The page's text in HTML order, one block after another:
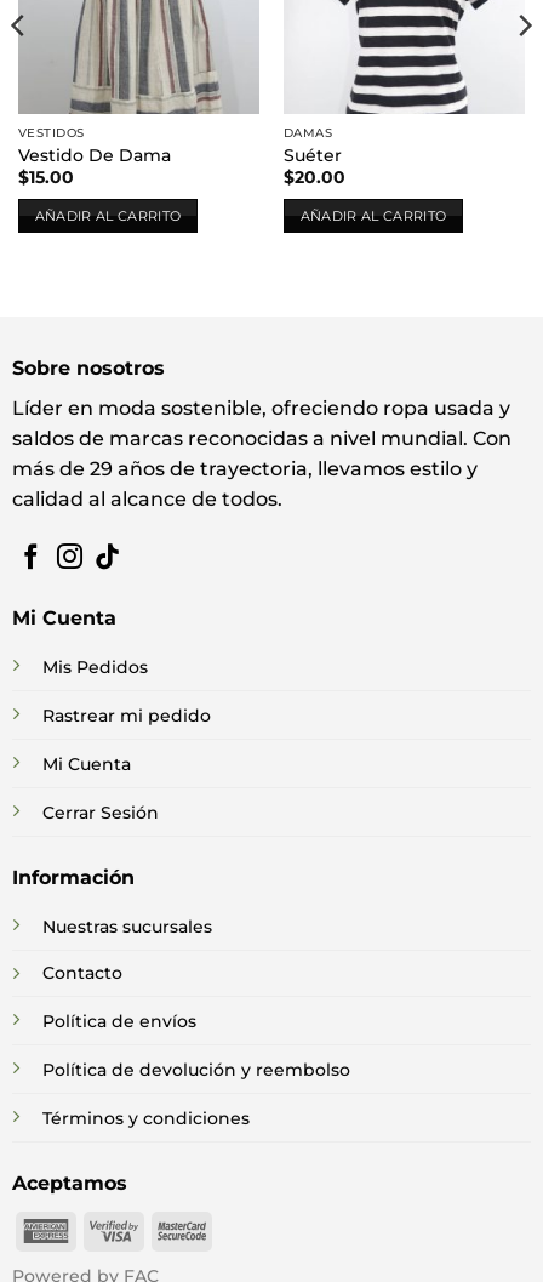
VESTIDOS
Vestido De Dama
$15.00
AÑADIR AL CARRITO
DAMAS
Suéter
$20.00
AÑADIR AL CARRITO
Sobre nosotros
Líder en moda sostenible, ofreciendo ropa usada y
saldos de marcas reconocidas a nivel mundial. Con
más de 29 años de trayectoria, llevamos estilo y
calidad al alcance de todos.
Mi Cuenta
Mis Pedidos
Rastrear mi pedido
Mi Cuenta
Cerrar Sesión
Información
Nuestras sucursales
Contacto
Política de envíos
Política de devolución y reembolso
Términos y condiciones
Aceptamos
American
Visa
MasterCard
Powered by FAC